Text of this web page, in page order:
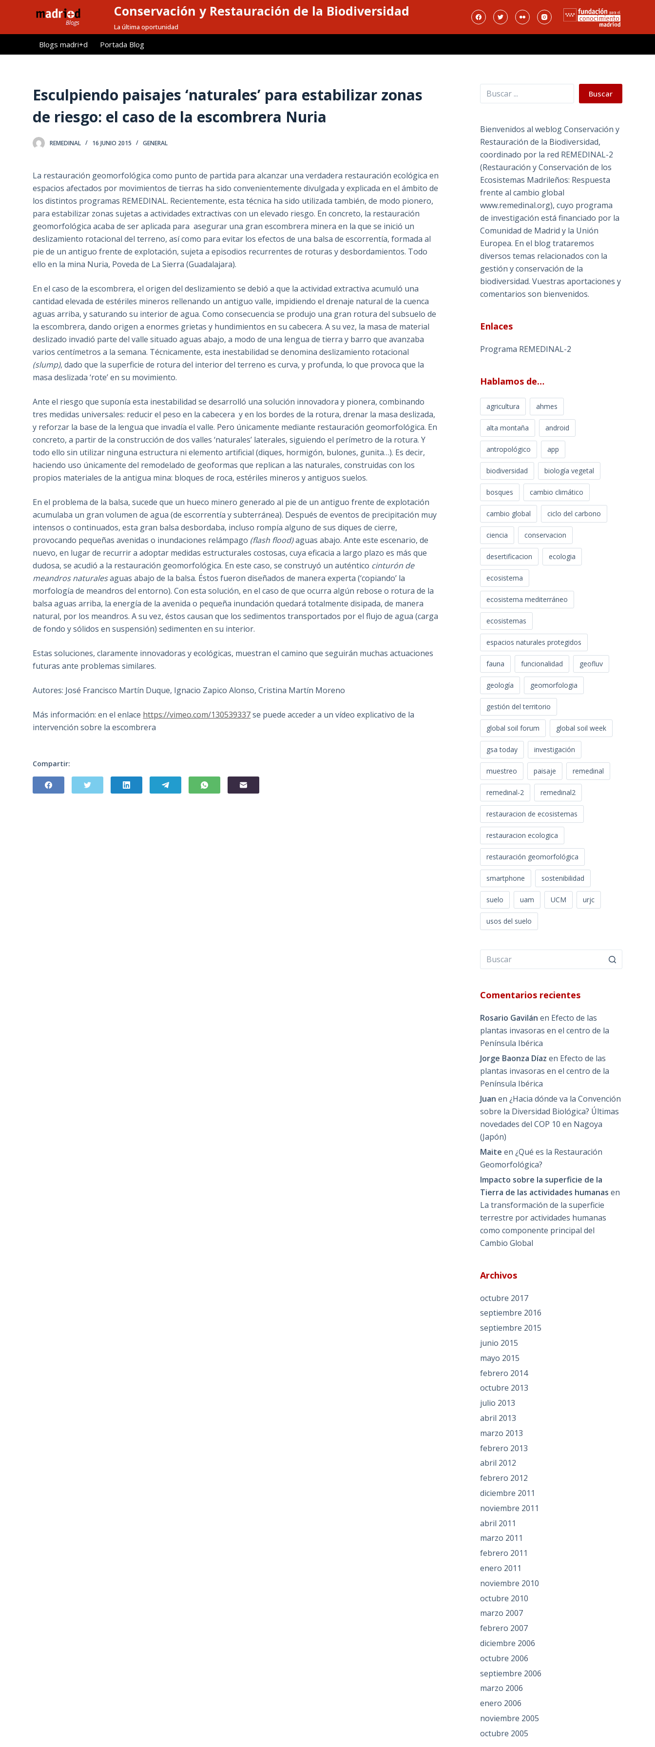
l
Conservación y Restauración de la Biodiversidad
La última oportunidad
Blogs madri+d Portada Blog
Esculpiendo paisajes ‘naturales’ para estabilizar zonas
de riesgo: el caso de la escombrera Nuria
REMEDINAL 16 JUNIO 2015 GENERAL
La restauración geomorfológica como punto de partida para alcanzar una verdadera restauración ecológica en
espacios afectados por movimientos de tierras ha sido convenientemente divulgada y explicada en el ámbito de
los distintos programas REMEDINAL. Recientemente, esta técnica ha sido utilizada también, de modo pionero,
para estabilizar zonas sujetas a actividades extractivas con un elevado riesgo. En concreto, la restauración
geomorfológica acaba de ser aplicada para asegurar una gran escombrera minera en la que se inició un
deslizamiento rotacional del terreno, así como para evitar los efectos de una balsa de escorrentía, formada al
pie de un antiguo frente de explotación, sujeta a episodios recurrentes de roturas y desbordamientos. Todo
ello en la mina Nuria, Poveda de La Sierra (Guadalajara).
En el caso de la escombrera, el origen del deslizamiento se debió a que la actividad extractiva acumuló una
cantidad elevada de estériles mineros rellenando un antiguo valle, impidiendo el drenaje natural de la cuenca
aguas arriba, y saturando su interior de agua. Como consecuencia se produjo una gran rotura del subsuelo de
la escombrera, dando origen a enormes grietas y hundimientos en su cabecera. A su vez, la masa de material
deslizado invadió parte del valle situado aguas abajo, a modo de una lengua de tierra y barro que avanzaba
varios centímetros a la semana. Técnicamente, esta inestabilidad se denomina deslizamiento rotacional
(slump), dado que la superficie de rotura del interior del terreno es curva, y profunda, lo que provoca que la
masa deslizada ‘rote’ en su movimiento.
Ante el riesgo que suponía esta inestabilidad se desarrolló una solución innovadora y pionera, combinando
tres medidas universales: reducir el peso en la cabecera y en los bordes de la rotura, drenar la masa deslizada,
y reforzar la base de la lengua que invadía el valle. Pero únicamente mediante restauración geomorfológica. En
concreto, a partir de la construcción de dos valles ‘naturales’ laterales, siguiendo el perímetro de la rotura. Y
todo ello sin utilizar ninguna estructura ni elemento artificial (diques, hormigón, bulones, gunita…). Es decir,
haciendo uso únicamente del remodelado de geoformas que replican a las naturales, construidas con los
propios materiales de la antigua mina: bloques de roca, estériles mineros y antiguos suelos.
En el problema de la balsa, sucede que un hueco minero generado al pie de un antiguo frente de explotación
acumulaba un gran volumen de agua (de escorrentía y subterránea). Después de eventos de precipitación muy
intensos o continuados, esta gran balsa desbordaba, incluso rompía alguno de sus diques de cierre,
provocando pequeñas avenidas o inundaciones relámpago (flash flood)aguas abajo. Ante este escenario, de
nuevo, en lugar de recurrir a adoptar medidas estructurales costosas, cuya eficacia a largo plazo es más que
dudosa, se acudió a la restauración geomorfológica. En este caso, se construyó un auténtico cinturón de
meandros naturalesaguas abajo de la balsa. Éstos fueron diseñados de manera experta (‘copiando’ la
morfología de meandros del entorno). Con esta solución, en el caso de que ocurra algún rebose o rotura de la
balsa aguas arriba, la energía de la avenida o pequeña inundación quedará totalmente disipada, de manera
natural, por los meandros. A su vez, éstos causan que los sedimentos transportados por el flujo de agua (carga
de fondo y sólidos en suspensión) sedimenten en su interior.
Estas soluciones, claramente innovadoras y ecológicas, muestran el camino que seguirán muchas actuaciones
futuras ante problemas similares.
Autores: José Francisco Martín Duque, Ignacio Zapico Alonso, Cristina Martín Moreno
Más información: en el enlace https://vimeo.com/130539337se puede acceder a un vídeo explicativo de la
intervención sobre la escombrera
Compartir:
Buscar Buscar
Bienvenidos al weblog Conservación y
Restauración de la Biodiversidad,
coordinado por la red REMEDINAL-2
(Restauración y Conservación de los
Ecosistemas Madrileños: Respuesta
frente al cambio global
www.remedinal.org), cuyo programa
de investigación está financiado por la
Comunidad de Madrid y la Unión
Europea. En el blog trataremos
diversos temas relacionados con la
gestión y conservación de la
biodiversidad. Vuestras aportaciones y
comentarios son bienvenidos.
Enlaces
Programa REMEDINAL-2
Hablamos de…
agricultura ahmes
alta montaña android
antropológico app
biodiversidad biología vegetal
bosques cambio climático
cambio global ciclo del carbono
ciencia conservacion
desertificacion ecologia
ecosistema
ecosistema mediterráneo
ecosistemas
espacios naturales protegidos
fauna funcionalidad geofluv
geología geomorfologia
gestión del territorio
global soil forum global soil week
gsa today investigación
muestreo paisaje remedinal
remedinal-2 remedinal2
restauracion de ecosistemas
restauracion ecologica
restauración geomorfológica
smartphone sostenibilidad
suelo uam UCM urjc
usos del suelo
Comentarios recientes
Rosario Gavilán en Efecto de las
plantas invasoras en el centro de la
Península Ibérica
Jorge Baonza Díaz en Efecto de las
plantas invasoras en el centro de la
Península Ibérica
Juan en¿Hacia dónde va la Convención
sobre la Diversidad Biológica? Últimas
novedades del COP 10 en Nagoya
(Japón)
Maite en¿Qué es la Restauración
Geomorfológica?
Impacto sobre la superficie de la
Tierra de las actividades humanas en
La transformación de la superficie
terrestre por actividades humanas
como componente principal del
Cambio Global
Archivos
octubre 2017
septiembre 2016
septiembre 2015
junio 2015
mayo 2015
febrero 2014
octubre 2013
julio 2013
abril 2013
marzo 2013
febrero 2013
abril 2012
febrero 2012
diciembre 2011
noviembre 2011
abril 2011
marzo 2011
febrero 2011
enero 2011
noviembre 2010
octubre 2010
marzo 2007
febrero 2007
diciembre 2006
octubre 2006
septiembre 2006
marzo 2006
enero 2006
noviembre 2005
octubre 2005